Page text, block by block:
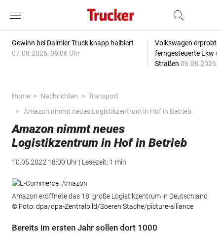
Gewinn bei Daimler Truck knapp halbiert
07.08.2026, 08:06 Uhr
Volkswagen erprobt
ferngesteuerte Lkw
Straßen 06.08.2026,
Home Nachrichten
Transport
Amazon nimmt neues Logistikzentrum in Hof in Betrieb
Amazon nimmt neues
Logistikzentrum in Hof in Betrieb
10.05.2022 18:00 Uhr | Lesezeit: 1 min
Amazon eröffnete das 18. große Logistikzentrum in Deutschland
© Foto: dpa/dpa-Zentralbild/Soeren Stache/picture-alliance
Bereits im ersten Jahr sollen dort 1000